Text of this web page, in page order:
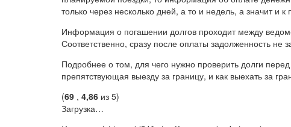
только через несколько дней, а то и недель, а значит и к
Информация о погашении долгов проходит между
Соответственно, сразу после оплаты задолженность не
Подробнее о том, для чего нужно проверить долги
препятствующая выезду за границу, и как выехать за
(69 , 4,86 из 5)
Загрузка…